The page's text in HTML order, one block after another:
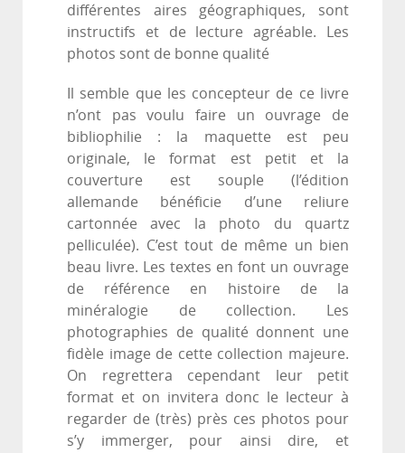
différentes aires géographiques, sont
instructifs et de lecture agréable. Les
photos sont de bonne qualité
Il semble que les concepteur de ce livre
n’ont pas voulu faire un ouvrage de
bibliophilie : la maquette est peu
originale, le format est petit et la
couverture est souple (l’édition
allemande bénéficie d’une reliure
cartonnée avec la photo du quartz
pelliculée). C’est tout de même un bien
beau livre. Les textes en font un ouvrage
de référence en histoire de la
minéralogie de collection. Les
photographies de qualité donnent une
fidèle image de cette collection majeure.
On regrettera cependant leur petit
format et on invitera donc le lecteur à
regarder de (très) près ces photos pour
s’y immerger, pour ainsi dire, et